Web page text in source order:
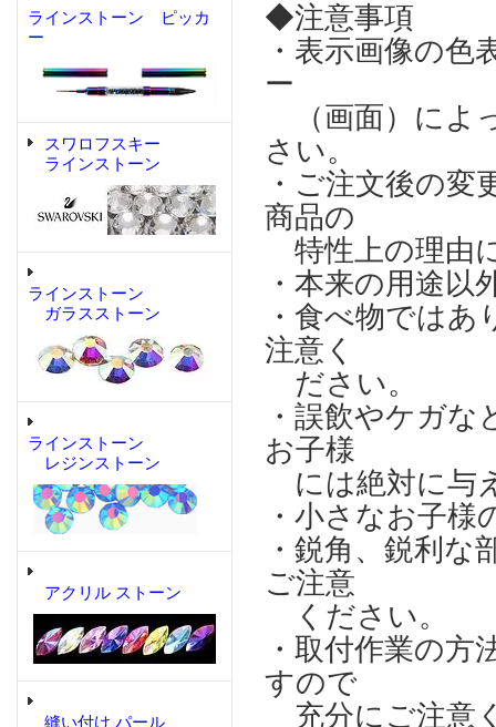
ラインストーン ピッカ
ー
スワロフスキー
ラインストーン
ラインストーン
ガラスストーン
ラインストーン
レジンストーン
アクリル ストーン
縫い付け パール
◆注意事項
・表示画像の
ー
（画面）によ
さい。
・ご注文後の
商品の
特性上の理由
・本来の用途
・食べ物では
注意く
ださい。
・誤飲やケガ
お子様
には絶対に与
・小さなお子
・鋭角、鋭利
ご注意
ください。
・取付作業の
すので
充分にご注意